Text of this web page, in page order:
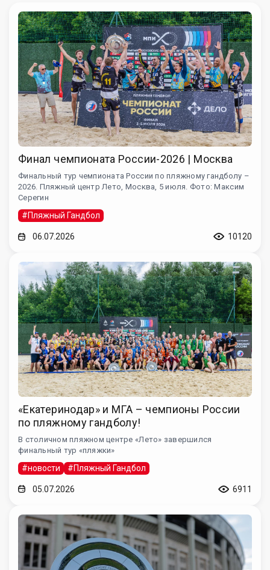
Финал чемпионата России-2026 | Москва
Финальный тур чемпионата России по пляжному гандболу –
2026. Пляжный центр Лето, Москва, 5 июля. Фото: Максим
Серегин
#Пляжный Гандбол
06.07.2026 10120
«Екатеринодар» и МГА – чемпионы России
по пляжному гандболу!
В столичном пляжном центре «Лето» завершился
финальный тур «пляжки»
#новости #Пляжный Гандбол
05.07.2026 6911